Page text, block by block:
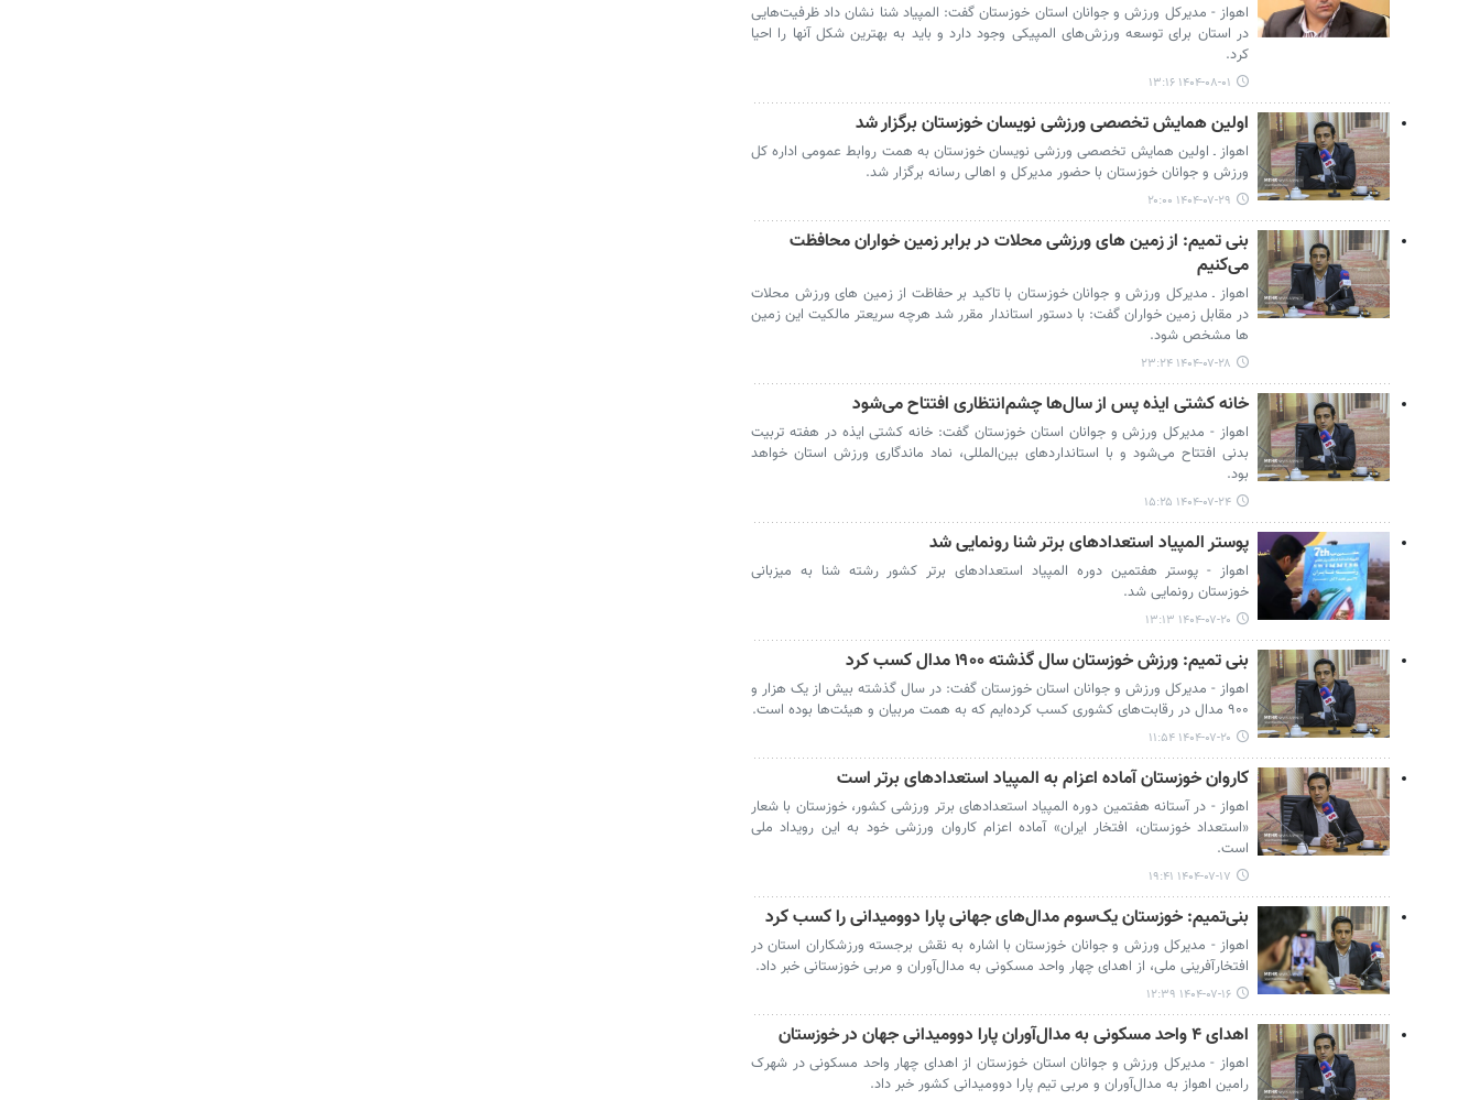
اهواز - مدیرکل ورزش و جوانان استان خوزستان گفت: المپیاد شنا نشان داد ظرفیت‌هایی
در استان برای توسعه ورزش‌های المپیکی وجود دارد و باید به بهترین شکل آنها را احیا
کرد.
۱۴۰۴-۰۸-۰۱ ۱۳:۱۶
اولین همایش تخصصی ورزشی نویسان خوزستان برگزار شد
اهواز ـ اولین همایش تخصصی ورزشی نویسان خوزستان به همت روابط عمومی اداره کل
ورزش و جوانان خوزستان با حضور مدیرکل و اهالی رسانه برگزار شد.
۱۴۰۴-۰۷-۲۹ ۲۰:۰۰
بنی تمیم: از زمین های ورزشی محلات در برابر زمین خواران محافظت
می‌کنیم
اهواز ـ مدیرکل ورزش و جوانان خوزستان با تاکید بر حفاظت از زمین های ورزش محلات
در مقابل زمین خواران گفت: با دستور استاندار مقرر شد هرچه سریعتر مالکیت این زمین
ها مشخص شود.
۱۴۰۴-۰۷-۲۸ ۲۳:۲۴
خانه کشتی ایذه پس از سال‌ها چشم‌انتظاری افتتاح می‌شود
اهواز - مدیرکل ورزش و جوانان استان خوزستان گفت: خانه کشتی ایذه در هفته تربیت
بدنی افتتاح می‌شود و با استانداردهای بین‌المللی، نماد ماندگاری ورزش استان خواهد
بود.
۱۴۰۴-۰۷-۲۴ ۱۵:۲۵
پوستر المپیاد استعدادهای برتر شنا رونمایی شد
اهواز - پوستر هفتمین دوره المپیاد استعدادهای برتر کشور رشته شنا به میزبانی
خوزستان رونمایی شد.
۱۴۰۴-۰۷-۲۰ ۱۳:۱۳
بنی تمیم: ورزش خوزستان سال گذشته ۱۹۰۰ مدال کسب کرد
اهواز - مدیرکل ورزش و جوانان استان خوزستان گفت: در سال گذشته بیش از یک هزار و
۹۰۰ مدال در رقابت‌های کشوری کسب کرده‌ایم که به همت مربیان و هیئت‌ها بوده است.
۱۴۰۴-۰۷-۲۰ ۱۱:۵۴
کاروان خوزستان آماده اعزام به المپیاد استعدادهای برتر است
اهواز - در آستانه هفتمین دوره المپیاد استعدادهای برتر ورزشی کشور، خوزستان با شعار
«استعداد خوزستان، افتخار ایران» آماده اعزام کاروان ورزشی خود به این رویداد ملی
است.
۱۴۰۴-۰۷-۱۷ ۱۹:۴۱
بنی‌تمیم: خوزستان یک‌سوم مدال‌های جهانی پارا دوومیدانی را کسب کرد
اهواز - مدیرکل ورزش و جوانان خوزستان با اشاره به نقش برجسته ورزشکاران استان در
افتخارآفرینی ملی، از اهدای چهار واحد مسکونی به مدال‌آوران و مربی خوزستانی خبر داد.
۱۴۰۴-۰۷-۱۶ ۱۲:۳۹
اهدای ۴ واحد مسکونی به مدال‌آوران پارا دوومیدانی جهان در خوزستان
اهواز - مدیرکل ورزش و جوانان استان خوزستان از اهدای چهار واحد مسکونی در شهرک
رامین اهواز به مدال‌آوران و مربی تیم پارا دوومیدانی کشور خبر داد.